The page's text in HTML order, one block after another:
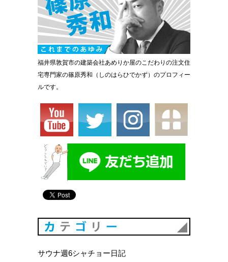
福井県敦賀市の建築会社あめりか屋のこだわりの注文住
宅専門家の篠原秀和（しのはらひでかず）のプロフィー
ルです。
サウナ週6シャチョー日記